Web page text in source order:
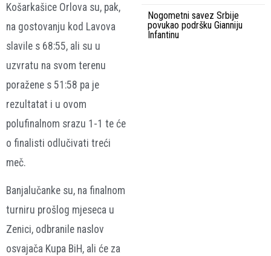
Košarkašice Orlova su, pak,
na gostovanju kod Lavova
slavile s 68:55, ali su u
uzvratu na svom terenu
poražene s 51:58 pa je
rezultatat i u ovom
polufinalnom srazu 1-1 te će
o finalisti odlučivati treći
meč.
Banjalučanke su, na finalnom
turniru prošlog mjeseca u
Zenici, odbranile naslov
osvajača Kupa BiH, ali će za
Nogometni savez Srbije
povukao podršku Gianniju
Infantinu